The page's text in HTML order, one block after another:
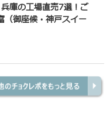
庫の工場直売7選！ご
（御座候・神戸スイー